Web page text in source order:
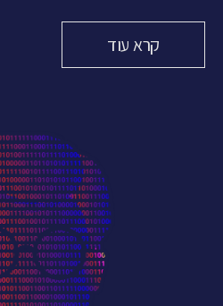
קרא עוד